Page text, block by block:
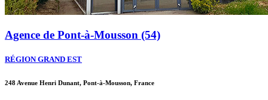
Agence de Pont-à-Mousson (54)
RÉGION GRAND EST
248 Avenue Henri Dunant, Pont-à-Mousson, France